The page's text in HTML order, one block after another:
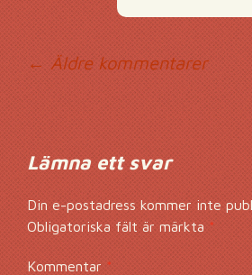
← Äldre kommentarer
Lämna ett svar
Din e-postadress kommer inte
Obligatoriska fält är märkta*
Kommentar*